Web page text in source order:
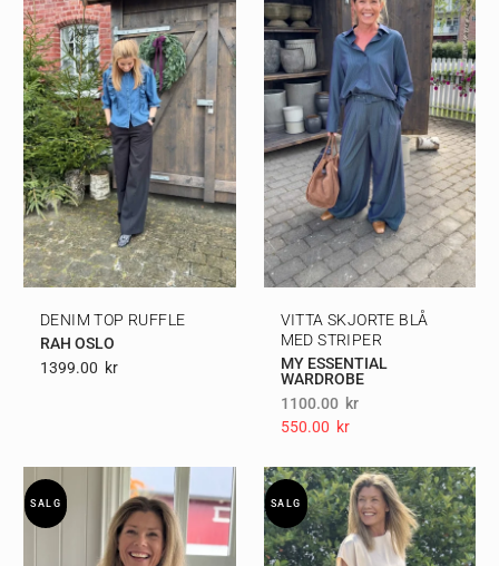
DENIM TOP RUFFLE
RAH OSLO
1399.00 Kr
VITTA SKJORTE BLÅ
MED STRIPER
MY ESSENTIAL
WARDROBE
1100.00 kr
550.00 Kr
SALG SALG